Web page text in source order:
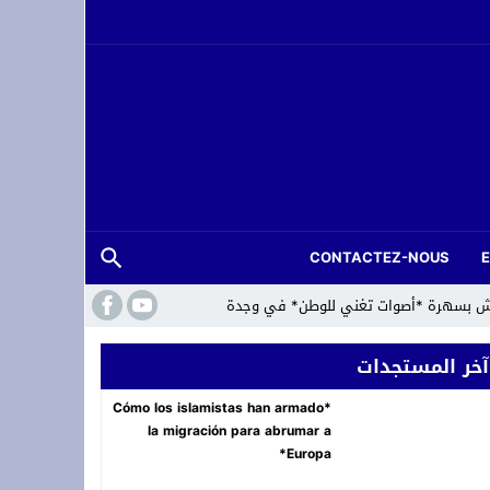
CONTACTEZ-NOUS
بسهرة *أصوات تغني للوطن* في وجدة
آخر المستجدات
*Cómo los islamistas han armado
la migración para abrumar a
Europa*